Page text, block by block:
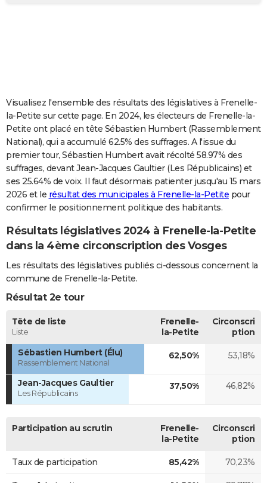
Carte de Noël
Carte Bonne année
Carte Saint-Valentin
Carte Pâques
Carte d'anniversaire
DICTIONNAIRE
Dictionnaire
Biographies
Citations
Expressions
Proverbes
PROGRAMME TV
COPAINS D'AVANT
S'inscrire
Se connecter
Lycées
Collèges
Primaires
Universités
Entreprises
Service militaire
Avis de recherche
AVIS DE DÉCÈS
FORUM
Bricolage
Lifestyle
Culture
Sport
Auto
Television
Voyage
Cinema
Visualisez l'ensemble des résultats des législatives à Frenelle-
la-Petite sur cette page. En 2024, les électeurs de Frenelle-la-
Petite ont placé en tête Sébastien Humbert (Rassemblement
National), qui a accumulé 62.5% des suffrages. A l'issue du
premier tour, Sébastien Humbert avait récolté 58.97% des
suffrages, devant Jean-Jacques Gaultier (Les Républicains) et
ses 25.64% de voix. Il faut désormais patienter jusqu'au 15 mars
2026 et le résultat des municipales à Frenelle-la-Petite pour
confirmer le positionnement politique des habitants.
Résultats législatives 2024 à Frenelle-la-Petite
dans la 4ème circonscription des Vosges
Les résultats des législatives publiés ci-dessous concernent la
commune de Frenelle-la-Petite.
Résultat 2e tour
Tête de liste
Liste
Frenelle-
la-Petite
Circonscri
ption
Sébastien Humbert (Élu)
Rassemblement National
62,50% 53,18%
Jean-Jacques Gaultier
Les Républicains
37,50% 46,82%
Participation au scrutin
Frenelle-
la-Petite
Circonscri
ption
Taux de participation 85,42% 70,23%